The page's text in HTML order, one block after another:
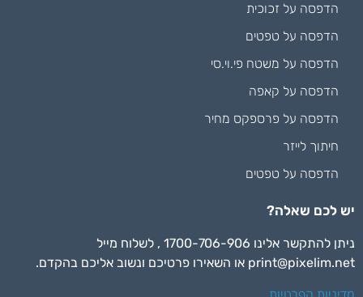
הדפסה על זכוכית
הדפסה על טפטים
הדפסה על משטח פי.וי.סי
הדפסה על קאפה
הדפסה על פרספקס מחיר
חיתוך לייזר
הדפסה על טפטים
יש לכם שאלה?
ניתן להתקשר אלינו 1700-706-906 , לשלוח מייל
print@pixelim.net או השאירו פרטיכם ונשוב אליכם בהקדם.